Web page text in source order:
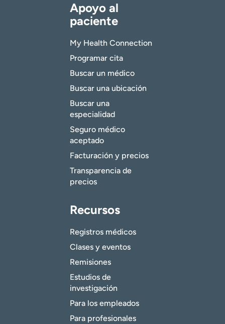
Apoyo al
paciente
My Health Connection
Programar cita
Buscar un médico
Buscar una ubicación
Buscar una
especialidad
Seguro médico
aceptado
Facturación y precios
Transparencia de
precios
Recursos
Registros médicos
Clases y eventos
Remisiones
Estudios de
investigación
Para los empleados
Para profesionales